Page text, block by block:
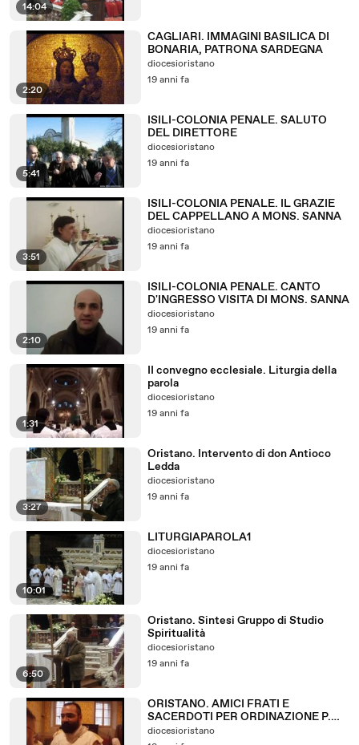
14:04
2:20
CAGLIARI. IMMAGINI BASILICA DI
BONARIA, PATRONA SARDEGNA
diocesioristano
19 anni fa
5:41
ISILI-COLONIA PENALE. SALUTO
DEL DIRETTORE
diocesioristano
19 anni fa
3:51
ISILI-COLONIA PENALE. IL GRAZIE
DEL CAPPELLANO A MONS. SANNA
diocesioristano
19 anni fa
2:10
ISILI-COLONIA PENALE. CANTO
D'INGRESSO VISITA DI MONS. SANNA
diocesioristano
19 anni fa
1:31
II convegno ecclesiale. Liturgia della
parola
diocesioristano
19 anni fa
3:27
Oristano. Intervento di don Antioco
Ledda
diocesioristano
19 anni fa
10:01
LITURGIAPAROLA1
diocesioristano
19 anni fa
6:50
Oristano. Sintesi Gruppo di Studio
Spiritualità
diocesioristano
19 anni fa
ORISTANO. AMICI FRATI E
SACERDOTI PER ORDINAZIONE P.
ENRICO
diocesioristano